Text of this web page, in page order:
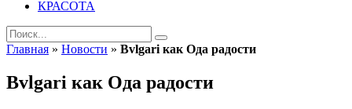
КРАСОТА
Главная » Новости » Bvlgari как Ода радости
Bvlgari как Ода радости